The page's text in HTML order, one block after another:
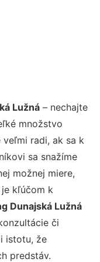
Lužná – nechajte
množstvo
radi, ak sa k
sa snažíme
možnej miere,
kľúčom k
Dunajská Lužná
či
istotu, že
predstáv.